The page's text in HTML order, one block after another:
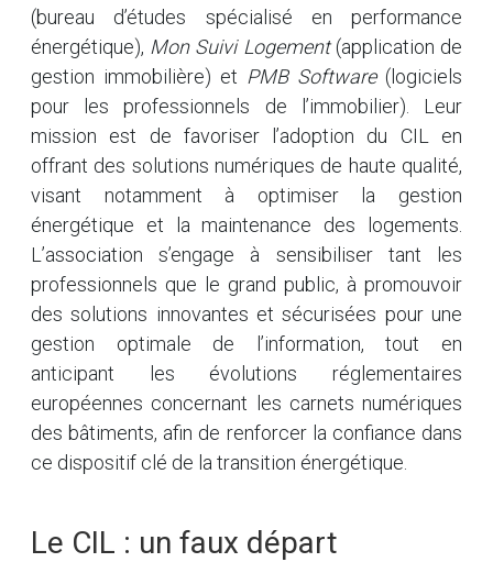
(bureau d’études spécialisé en performance
énergétique), Mon Suivi Logement(application de
gestion immobilière) et PMB Software(logiciels
pour les professionnels de l’immobilier). Leur
mission est de favoriser l’adoption du CIL en
offrant des solutions numériques de haute qualité,
visant notamment à optimiser la gestion
énergétique et la maintenance des logements.
L’association s’engage à sensibiliser tant les
professionnels que le grand public, à promouvoir
des solutions innovantes et sécurisées pour une
gestion optimale de l’information, tout en
anticipant les évolutions réglementaires
européennes concernant les carnets numériques
des bâtiments, afin de renforcer la confiance dans
ce dispositif clé de la transition énergétique.
Le CIL : un faux départ